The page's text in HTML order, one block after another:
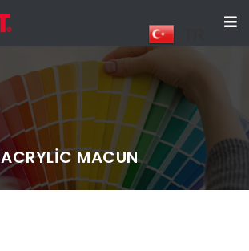
ACRYLIC MACUN